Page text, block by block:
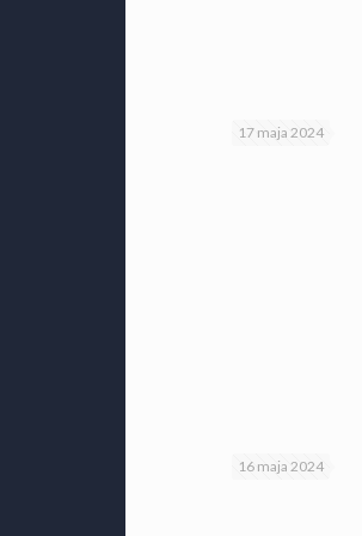
17 maja 2024
16 maja 2024